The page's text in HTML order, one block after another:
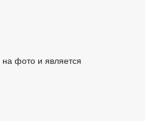
фото и является